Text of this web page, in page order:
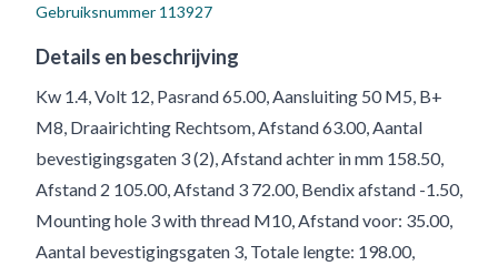
Gebruiksnummer 113927
Details en beschrijving
Kw 1.4, Volt 12, Pasrand 65.00, Aansluiting 50 M5, B+
M8, Draairichting Rechtsom, Afstand 63.00, Aantal
bevestigingsgaten 3 (2), Afstand achter in mm 158.50,
Afstand 2 105.00, Afstand 3 72.00, Bendix afstand -1.50,
Mounting hole 3 with thread M10, Afstand voor: 35.00,
Aantal bevestigingsgaten 3, Totale lengte: 198.00,